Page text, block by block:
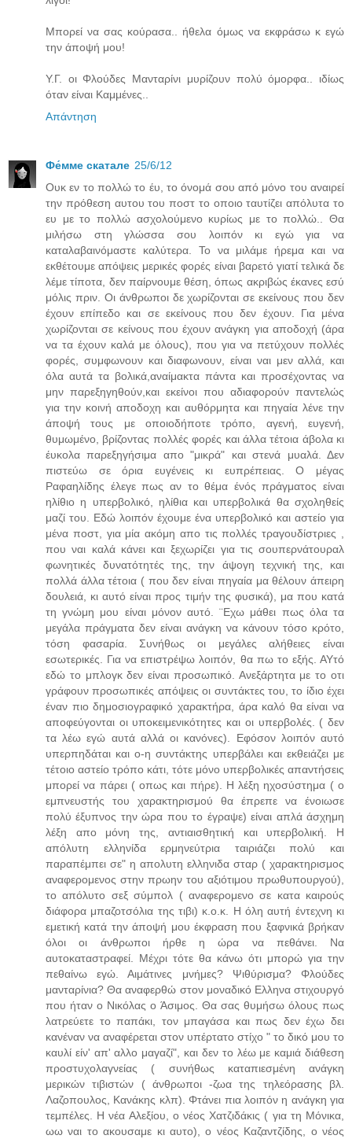
Μπορεί να σας κούρασα.. ήθελα όμως να εκφράσω κ εγώ
την άποψή μου!
Υ.Γ. οι Φλούδες Μανταρίνι μυρίζουν πολύ όμορφα.. ιδίως
όταν είναι Καμμένες..
Απάντηση
Фе́ммe скатале 25/6/12
Ουκ εν το πολλώ το έυ, το όνομά σου από μόνο του αναιρεί
την πρόθεση αυτου του ποστ το οποιο ταυτίζει απόλυτα το
ευ με το πολλώ ασχολούμενο κυρίως με το πολλώ.. Θα
μιλήσω στη γλώσσα σου λοιπόν κι εγώ για να
καταλαβαινόμαστε καλύτερα. Το να μιλάμε ήρεμα και να
εκθέτουμε απόψεις μερικές φορές είναι βαρετό γιατί τελικά δε
λέμε τίποτα, δεν παίρνουμε θέση, όπως ακριβώς έκανες εσύ
μόλις πριν. Οι άνθρωποι δε χωρίζονται σε εκείνους που δεν
έχουν επίπεδο και σε εκείνους που δεν έχουν. Για μένα
χωρίζονται σε κείνους που έχουν ανάγκη για αποδοχή (άρα
να τα έχουν καλά με όλους), που για να πετύχουν πολλές
φορές, συμφωνουν και διαφωνουν, είναι ναι μεν αλλά, και
όλα αυτά τα βολικά,αναίμακτα πάντα και προσέχοντας να
μην παρεξηγηθούν,και εκείνοι που αδιαφορούν παντελώς
για την κοινή αποδοχη και αυθόρμητα και πηγαία λένε την
άποψή τους με οποιοδήποτε τρόπο, αγενή, ευγενή,
θυμωμένο, βρίζοντας πολλές φορές και άλλα τέτοια άβολα κι
έυκολα παρεξηγήσιμα απο "μικρά" και στενά μυαλά. Δεν
πιστεύω σε όρια ευγένεις κι ευπρέπειας. Ο μέγας
Ραφαηλίδης έλεγε πως αν το θέμα ένός πράγματος είναι
ηλίθιο η υπερβολικό, ηλίθια και υπερβολικά θα σχοληθείς
μαζί του. Εδώ λοιπόν έχουμε ένα υπερβολικό και αστείο για
μένα ποστ, για μία ακόμη απο τις πολλές τραγουδίστριες ,
που ναι καλά κάνει και ξεχωρίζει για τις σουπερνάτουραλ
φωνητικές δυνατότητές της, την άψογη τεχνική της, και
πολλά άλλα τέτοια ( που δεν είναι πηγαία μα θέλουν άπειρη
δουλειά, κι αυτό είναι προς τιμήν της φυσικά), μα που κατά
τη γνώμη μου είναι μόνον αυτό. ¨Εχω μάθει πως όλα τα
μεγάλα πράγματα δεν είναι ανάγκη να κάνουν τόσο κρότο,
τόση φασαρία. Συνήθως οι μεγάλες αλήθειες είναι
εσωτερικές. Για να επιστρέψω λοιπόν, θα πω το εξής. ΑΥτό
εδώ το μπλογκ δεν είναι προσωπικό. Ανεξάρτητα με το οτι
γράφουν προσωπικές απόψεις οι συντάκτες του, το ίδιο έχει
έναν πιο δημοσιογραφικό χαρακτήρα, άρα καλό θα είναι να
αποφεύγονται οι υποκειμενικότητες και οι υπερβολές. ( δεν
τα λέω εγώ αυτά αλλά οι κανόνες). Εφόσον λοιπόν αυτό
υπερπηδάται και ο-η συντάκτης υπερβάλει και εκθειάζει με
τέτοιο αστείο τρόπο κάτι, τότε μόνο υπερβολικές απαντήσεις
μπορεί να πάρει ( οπως και πήρε). Η λέξη ηχοσύστημα ( ο
εμπνευστής του χαρακτηρισμού θα έπρεπε να ένοιωσε
πολύ έξυπνος την ώρα που το έγραψε) είναι απλά άσχημη
λέξη απο μόνη της, αντιαισθητική και υπερβολική. Η
απόλυτη ελληνίδα ερμηνεύτρια ταιριάζει πολύ και
παραπέμπει σε" η απολυτη ελληνιδα σταρ ( χαρακτηρισμος
αναφερομενος στην πρωην του αξιότιμου πρωθυπουργού),
το απόλυτο σεξ σύμπολ ( αναφερομενο σε κατα καιρούς
διάφορα μπαζοτσόλια της τιβι) κ.ο.κ. Η όλη αυτή έντεχνη κι
εμετική κατά την άποψή μου έκφραση που ξαφνικά βρήκαν
όλοι οι άνθρωποι ήρθε η ώρα να πεθάνει. Να
αυτοκαταστραφεί. Μέχρι τότε θα κάνω ότι μπορώ για την
πεθαίνω εγώ. Αιμάτινες μνήμες? Ψιθύρισμα? Φλούδες
μανταρίνια? Θα αναφερθώ στον μοναδικό Ελληνα στιχουργό
που ήταν ο Νικόλας ο Άσιμος. Θα σας θυμήσω όλους πως
λατρεύετε το παπάκι, τον μπαγάσα και πως δεν έχω δει
κανέναν να αναφέρεται στον υπέρτατο στίχο " το δικό μου το
καυλί είν' απ' αλλο μαγαζί", και δεν το λέω με καμιά διάθεση
προστυχολαγνείας ( συνήθως καταπιεσμένη ανάγκη
μερικών τιβιστών ( άνθρωποι -ζωα της τηλεόρασης βλ.
Λαζοπουλος, Κανάκης κλπ). Φτάνει πια λοιπόν η ανάγκη για
τεμπέλες. Η νέα Αλεξίου, ο νέος Χατζιδάκις ( για τη Μόνικα,
ωω ναι το ακουσαμε κι αυτο), ο νέος Καζαντζίδης, ο νέος